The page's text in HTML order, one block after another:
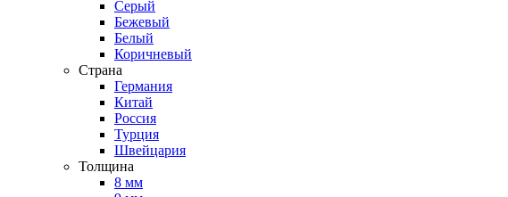
Серый
Бежевый
Белый
Коричневый
Страна
Германия
Китай
Россия
Турция
Швейцария
Толщина
8 мм